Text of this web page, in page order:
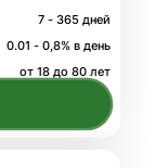
7 - 365 дней
0.01 - 0,8% в день
от 18 до 80 лет